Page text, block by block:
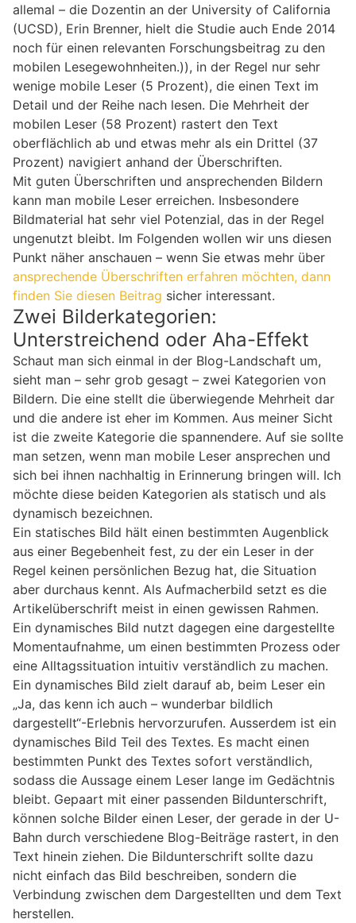
allemal – die Dozentin an der University of California
(UCSD), Erin Brenner, hielt die Studie auch Ende 2014
noch für einen relevanten Forschungsbeitrag zu den
mobilen Lesegewohnheiten.)), in der Regel nur sehr
wenige mobile Leser (5 Prozent), die einen Text im
Detail und der Reihe nach lesen. Die Mehrheit der
mobilen Leser (58 Prozent) rastert den Text
oberflächlich ab und etwas mehr als ein Drittel (37
Prozent) navigiert anhand der Überschriften.
Mit guten Überschriften und ansprechenden Bildern
kann man mobile Leser erreichen. Insbesondere
Bildmaterial hat sehr viel Potenzial, das in der Regel
ungenutzt bleibt. Im Folgenden wollen wir uns diesen
Punkt näher anschauen – wenn Sie etwas mehr über
ansprechende Überschriften erfahren möchten, dann
finden Sie diesen Beitrag sicher interessant.
Zwei Bilderkategorien:
Unterstreichend oder Aha-Effekt
Schaut man sich einmal in der Blog-Landschaft um,
sieht man – sehr grob gesagt – zwei Kategorien von
Bildern. Die eine stellt die überwiegende Mehrheit dar
und die andere ist eher im Kommen. Aus meiner Sicht
ist die zweite Kategorie die spannendere. Auf sie sollte
man setzen, wenn man mobile Leser ansprechen und
sich bei ihnen nachhaltig in Erinnerung bringen will. Ich
möchte diese beiden Kategorien als statisch und als
dynamisch bezeichnen.
Ein statisches Bild hält einen bestimmten Augenblick
aus einer Begebenheit fest, zu der ein Leser in der
Regel keinen persönlichen Bezug hat, die Situation
aber durchaus kennt. Als Aufmacherbild setzt es die
Artikelüberschrift meist in einen gewissen Rahmen.
Ein dynamisches Bild nutzt dagegen eine dargestellte
Momentaufnahme, um einen bestimmten Prozess oder
eine Alltagssituation intuitiv verständlich zu machen.
Ein dynamisches Bild zielt darauf ab, beim Leser ein
„Ja, das kenn ich auch – wunderbar bildlich
dargestellt“-Erlebnis hervorzurufen. Ausserdem ist ein
dynamisches Bild Teil des Textes. Es macht einen
bestimmten Punkt des Textes sofort verständlich,
sodass die Aussage einem Leser lange im Gedächtnis
bleibt. Gepaart mit einer passenden Bildunterschrift,
können solche Bilder einen Leser, der gerade in der U-
Bahn durch verschiedene Blog-Beiträge rastert, in den
Text hinein ziehen. Die Bildunterschrift sollte dazu
nicht einfach das Bild beschreiben, sondern die
Verbindung zwischen dem Dargestellten und dem Text
herstellen.